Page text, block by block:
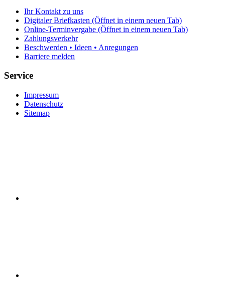
Ihr Kontakt zu uns
Digitaler Briefkasten (Öffnet in einem neuen Tab)
Online-Terminvergabe (Öffnet in einem neuen Tab)
Zahlungsverkehr
Beschwerden • Ideen • Anregungen
Barriere melden
Service
Impressum
Datenschutz
Sitemap